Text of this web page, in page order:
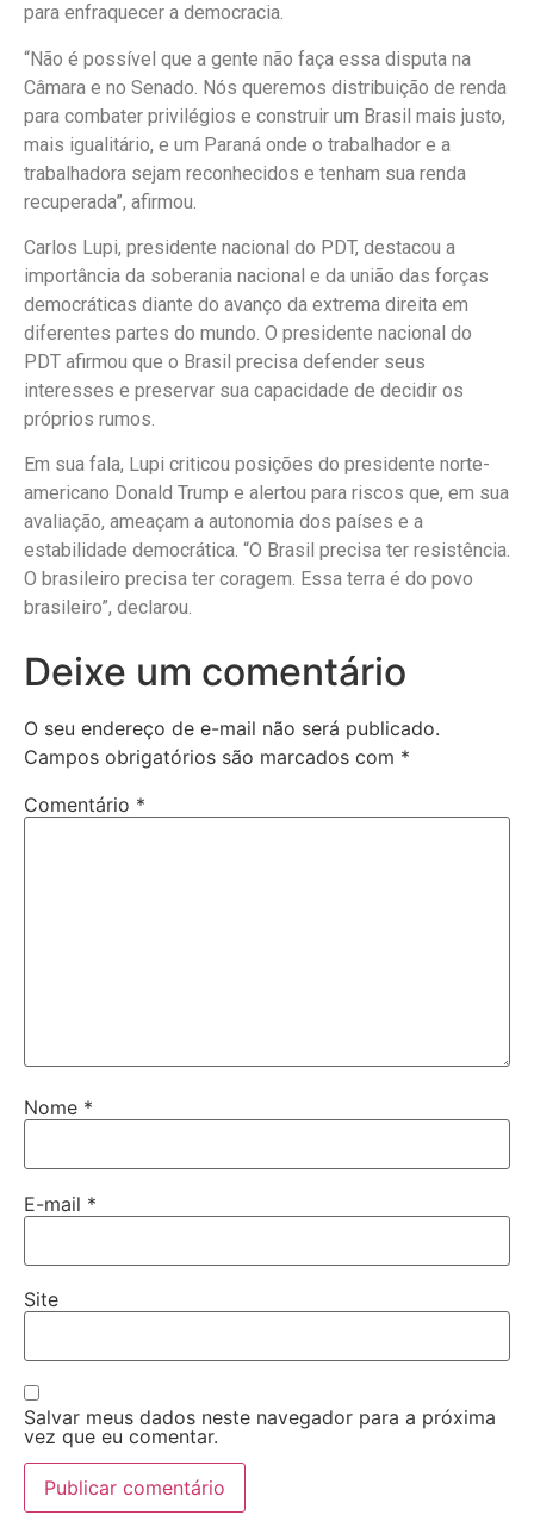
para enfraquecer a democracia.
“Não é possível que a gente não faça essa disputa na
Câmara e no Senado. Nós queremos distribuição de renda
para combater privilégios e construir um Brasil mais justo,
mais igualitário, e um Paraná onde o trabalhador e a
trabalhadora sejam reconhecidos e tenham sua renda
recuperada”, afirmou.
Carlos Lupi, presidente nacional do PDT, destacou a
importância da soberania nacional e da união das forças
democráticas diante do avanço da extrema direita em
diferentes partes do mundo. O presidente nacional do
PDT afirmou que o Brasil precisa defender seus
interesses e preservar sua capacidade de decidir os
próprios rumos.
Em sua fala, Lupi criticou posições do presidente norte-
americano Donald Trump e alertou para riscos que, em sua
avaliação, ameaçam a autonomia dos países e a
estabilidade democrática. “O Brasil precisa ter resistência.
O brasileiro precisa ter coragem. Essa terra é do povo
brasileiro”, declarou.
Deixe um comentário
O seu endereço de e-mail não será publicado.
Campos obrigatórios são marcados com *
Comentário *
Nome *
E-mail *
Site
Salvar meus dados neste navegador para a próxima
vez que eu comentar.